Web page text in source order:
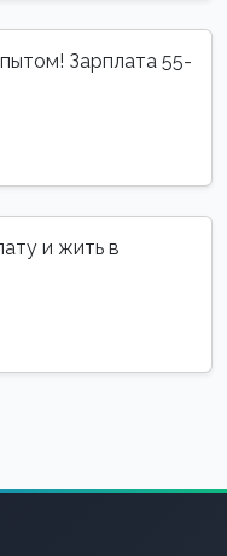
Зарплата 55-
и жить в